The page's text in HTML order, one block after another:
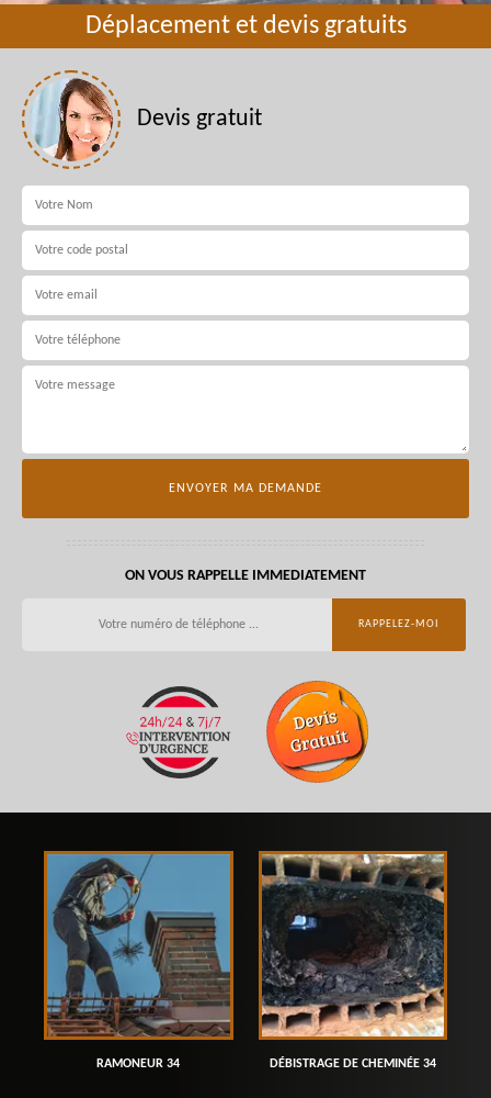
Déplacement et devis gratuits
Devis gratuit
ON VOUS RAPPELLE IMMEDIATEMENT
RAMONEUR 34 DÉBISTRAGE DE CHEMINÉE 34